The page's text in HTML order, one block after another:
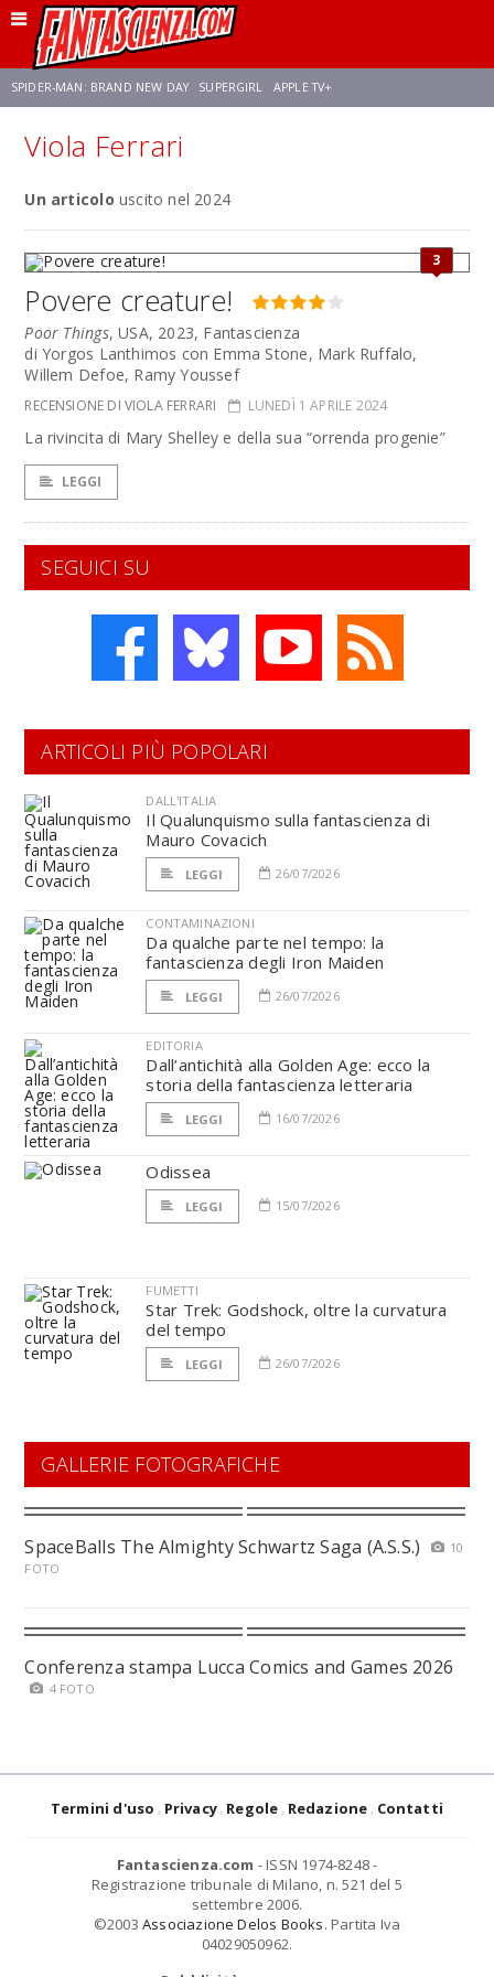
SPIDER-MAN: BRAND NEW DAY SUPERGIRL APPLE TV+
FRANCO RICCIARDIELLO ZENDAYA
Viola Ferrari
Un articolo uscito nel 2024
3
Povere creature!
Poor Things, USA, 2023, Fantascienza
di Yorgos Lanthimos con Emma Stone, Mark Ruffalo,
Willem Defoe, Ramy Youssef
RECENSIONE DI VIOLA FERRARI LUNEDÌ 1 APRILE 2024
La rivincita di Mary Shelley e della sua “orrenda progenie”
LEGGI
SEGUICI SU
ARTICOLI PIÙ POPOLARI
DALL'ITALIA
Il Qualunquismo sulla fantascienza di
Mauro Covacich
LEGGI 26/07/2026
CONTAMINAZIONI
Da qualche parte nel tempo: la
fantascienza degli Iron Maiden
LEGGI 26/07/2026
EDITORIA
Dall’antichità alla Golden Age: ecco la
storia della fantascienza letteraria
LEGGI 16/07/2026
Odissea
LEGGI 15/07/2026
FUMETTI
Star Trek: Godshock, oltre la curvatura
del tempo
LEGGI 26/07/2026
GALLERIE FOTOGRAFICHE
SpaceBalls The Almighty Schwartz Saga (A.S.S.)
10
FOTO
Conferenza stampa Lucca Comics and Games 2026
4 FOTO
Termini d'uso Privacy Regole Redazione Contatti
Fantascienza.com - ISSN 1974-8248 -
Registrazione tribunale di Milano, n. 521 del 5
settembre 2006.
©2003 Associazione Delos Books. Partita Iva
04029050962.